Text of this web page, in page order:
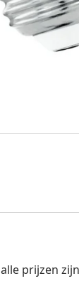
alle prijzen